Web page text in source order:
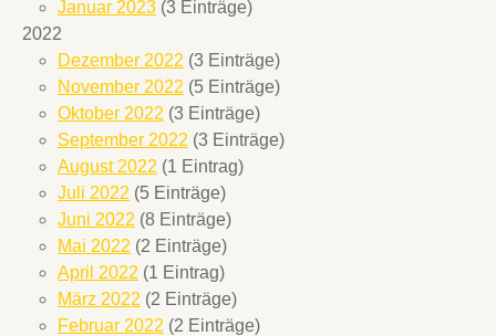
Januar 2023 (3 Einträge)
2022
Dezember 2022 (3 Einträge)
November 2022 (5 Einträge)
Oktober 2022 (3 Einträge)
September 2022 (3 Einträge)
August 2022 (1 Eintrag)
Juli 2022 (5 Einträge)
Juni 2022 (8 Einträge)
Mai 2022 (2 Einträge)
April 2022 (1 Eintrag)
März 2022 (2 Einträge)
Februar 2022 (2 Einträge)